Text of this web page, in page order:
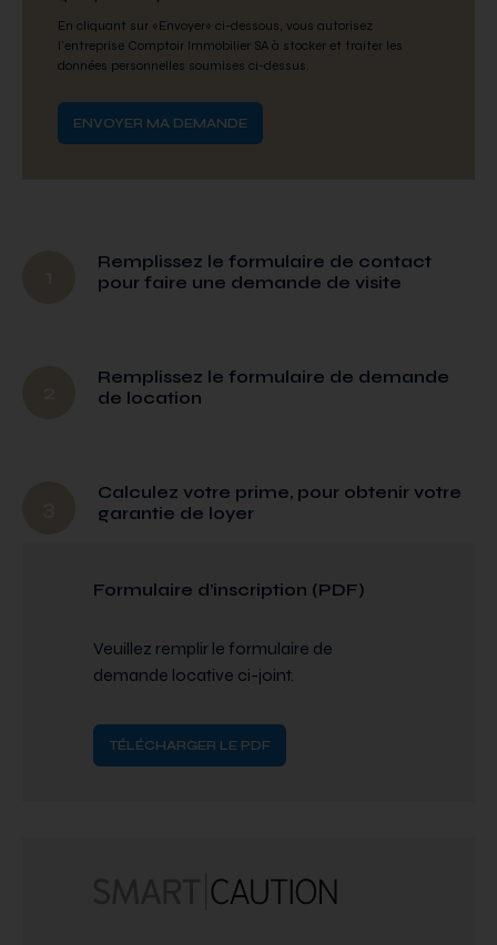
En cliquant sur «Envoyer» ci-dessous, vous autorisez
l'entreprise Comptoir Immobilier SA à stocker et traiter les
données personnelles soumises ci-dessus.
Remplissez le formulaire de contact
pour faire une demande de visite
Remplissez le formulaire de demande
de location
Calculez votre prime, pour obtenir votre
garantie de loyer
Formulaire d’inscription (PDF)
Veuillez remplir le formulaire de
demande locative ci-joint.
TÉLÉCHARGER LE PDF